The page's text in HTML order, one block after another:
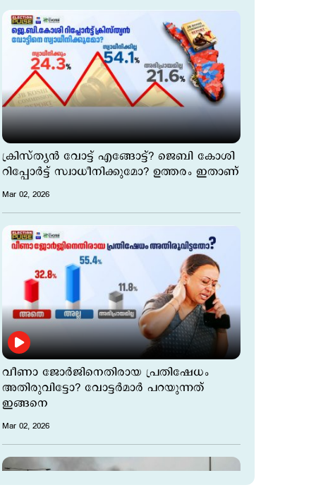
ക്രിസ്ത്യന്‍ വോട്ട് എങ്ങോട്ട്? ജെബി കോശി
റിപ്പോര്‍ട്ട് സ്വാധീനിക്കുമോ? ഉത്തരം ഇതാണ്
Mar 02, 2026
വീണാ ജോര്‍ജിനെതിരായ പ്രതിഷേധം
അതിരുവിട്ടോ? വോട്ടര്‍മാര്‍ പറയുന്നത്
ഇങ്ങനെ
Mar 02, 2026